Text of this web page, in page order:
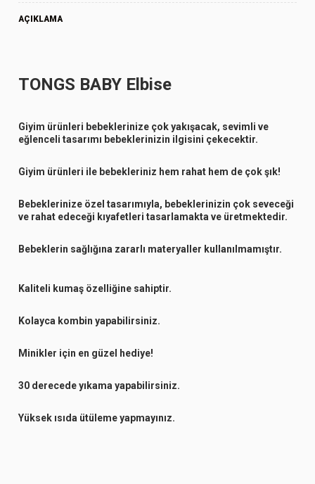
AÇIKLAMA
TONGS BABY Elbise
Giyim ürünleri bebeklerinize çok yakışacak, sevimli ve
eğlenceli tasarımı bebeklerinizin ilgisini çekecektir.
Giyim ürünleri ile bebekleriniz hem rahat hem de çok şık!
Bebeklerinize özel tasarımıyla, bebeklerinizin çok seveceği
ve rahat edeceği kıyafetleri tasarlamakta ve üretmektedir.
Bebeklerin sağlığına zararlı materyaller kullanılmamıştır.
Kaliteli kumaş özelliğine sahiptir.
Kolayca kombin yapabilirsiniz.
Minikler için en güzel hediye!
30 derecede yıkama yapabilirsiniz.
Yüksek ısıda ütüleme yapmayınız.